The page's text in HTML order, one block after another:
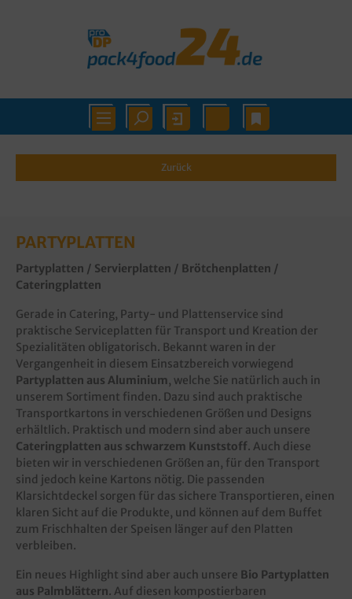
Zurück
PARTYPLATTEN
Partyplatten / Servierplatten / Brötchenplatten /
Cateringplatten
Gerade in Catering, Party- und Plattenservice sind
praktische Serviceplatten für Transport und Kreation der
Spezialitäten obligatorisch. Bekannt waren in der
Vergangenheit in diesem Einsatzbereich vorwiegend
Partyplatten aus Aluminium, welche Sie natürlich auch in
unserem Sortiment finden. Dazu sind auch praktische
Transportkartons in verschiedenen Größen und Designs
erhältlich. Praktisch und modern sind aber auch unsere
Cateringplatten aus schwarzem Kunststoff. Auch diese
bieten wir in verschiedenen Größen an, für den Transport
sind jedoch keine Kartons nötig. Die passenden
Klarsichtdeckel sorgen für das sichere Transportieren, einen
klaren Sicht auf die Produkte, und können auf dem Buffet
zum Frischhalten der Speisen länger auf den Platten
verbleiben.
Ein neues Highlight sind aber auch unsere Bio Partyplatten
aus Palmblättern. Auf diesen kompostierbaren